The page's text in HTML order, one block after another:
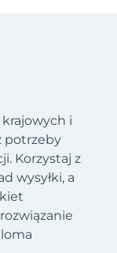
i
potrzeby
Korzystaj z
wysyłki, a